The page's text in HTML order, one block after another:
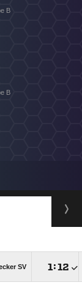
B
B
SV :